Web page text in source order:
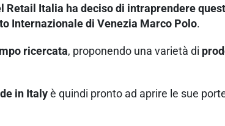
Retail Italia ha deciso di intraprendere
Internazionale di Venezia Marco Polo.
ricercata, proponendo una varietà di
in Italyè quindi pronto ad aprire le sue